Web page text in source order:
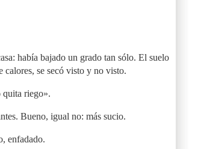
había bajado un grado tan sólo. El suelo
calores, se secó visto y no visto.
riego».
Bueno, igual no: más sucio.
enfadado.